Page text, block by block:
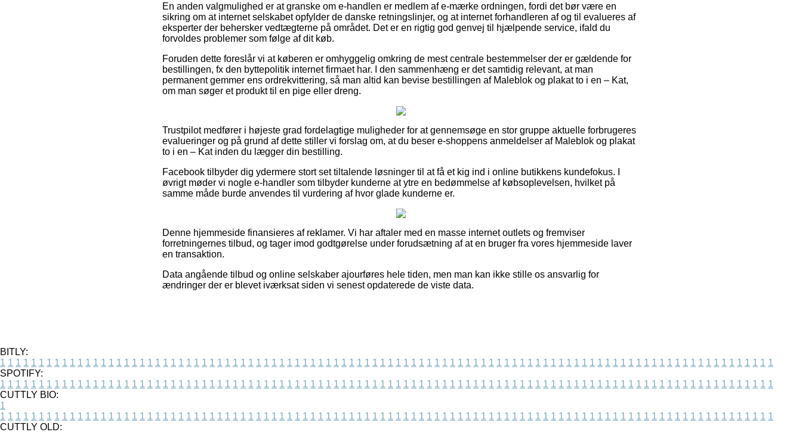
En anden valgmulighed er at granske om e-handlen er medlem af e-mærke ordningen, fordi det bør være en
sikring om at internet selskabet opfylder de danske retningslinjer, og at internet forhandleren af og til evalueres af
eksperter der behersker vedtægterne på området. Det er en rigtig god genvej til hjælpende service, ifald du
forvoldes problemer som følge af dit køb.
Foruden dette foreslår vi at køberen er omhyggelig omkring de mest centrale bestemmelser der er gældende for
bestillingen, fx den byttepolitik internet firmaet har. I den sammenhæng er det samtidig relevant, at man
permanent gemmer ens ordrekvittering, så man altid kan bevise bestillingen af Maleblok og plakat to i en – Kat,
om man søger et produkt til en pige eller dreng.
Trustpilot medfører i højeste grad fordelagtige muligheder for at gennemsøge en stor gruppe aktuelle forbrugeres
evalueringer og på grund af dette stiller vi forslag om, at du beser e-shoppens anmeldelser af Maleblok og plakat
to i en – Kat inden du lægger din bestilling.
Facebook tilbyder dig ydermere stort set tiltalende løsninger til at få et kig ind i online butikkens kundefokus. I
øvrigt møder vi nogle e-handler som tilbyder kunderne at ytre en bedømmelse af købsoplevelsen, hvilket på
samme måde burde anvendes til vurdering af hvor glade kunderne er.
Denne hjemmeside finansieres af reklamer. Vi har aftaler med en masse internet outlets og fremviser
forretningernes tilbud, og tager imod godtgørelse under forudsætning af at en bruger fra vores hjemmeside laver
en transaktion.
Data angående tilbud og online selskaber ajourføres hele tiden, men man kan ikke stille os ansvarlig for
ændringer der er blevet iværksat siden vi senest opdaterede de viste data.
BITLY:
1 1 1 1 1 1 1 1 1 1 1 1 1 1 1 1 1 1 1 1 1 1 1 1 1 1 1 1 1 1 1 1 1 1 1 1 1 1 1 1 1 1 1 1 1 1 1 1 1 1 1 1 1 1 1 1 1 1 1 1 1 1 1 1 1 1 1 1 1 1 1 1 1 1 1 1 1 1 1 1 1 1 1 1 1 1 1 1 1 1 1 1 1 1 1 1 1 1 1 1
SPOTIFY:
1 1 1 1 1 1 1 1 1 1 1 1 1 1 1 1 1 1 1 1 1 1 1 1 1 1 1 1 1 1 1 1 1 1 1 1 1 1 1 1 1 1 1 1 1 1 1 1 1 1 1 1 1 1 1 1 1 1 1 1 1 1 1 1 1 1 1 1 1 1 1 1 1 1 1 1 1 1 1 1 1 1 1 1 1 1 1 1 1 1 1 1 1 1 1 1 1 1 1 1
CUTTLY BIO:
1
1 1 1 1 1 1 1 1 1 1 1 1 1 1 1 1 1 1 1 1 1 1 1 1 1 1 1 1 1 1 1 1 1 1 1 1 1 1 1 1 1 1 1 1 1 1 1 1 1 1 1 1 1 1 1 1 1 1 1 1 1 1 1 1 1 1 1 1 1 1 1 1 1 1 1 1 1 1 1 1 1 1 1 1 1 1 1 1 1 1 1 1 1 1 1 1 1 1 1 1
CUTTLY OLD: